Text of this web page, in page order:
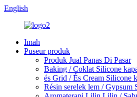
English
Imah
Puseur produk
Produk Jual Panas Di Pasar
Baking / Coklat Silicone
és Grid / És Cream Silicone
Résin serelek lem / Gypsum